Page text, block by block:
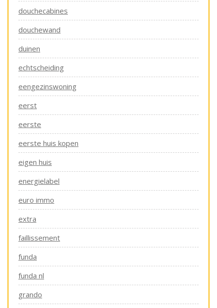
douchecabines
douchewand
duinen
echtscheiding
eengezinswoning
eerst
eerste
eerste huis kopen
eigen huis
energielabel
euro immo
extra
faillissement
funda
funda nl
grando